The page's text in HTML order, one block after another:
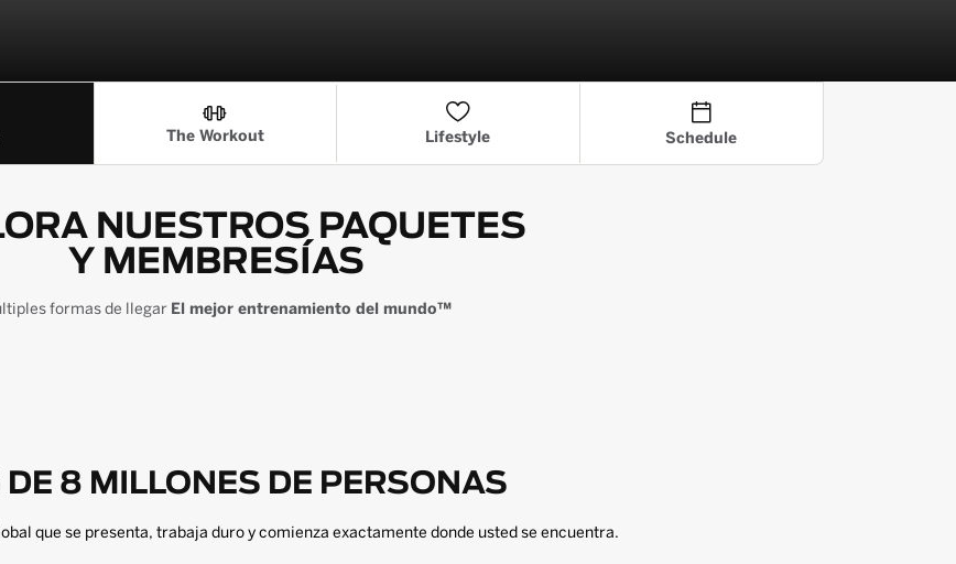
The Workout Lifestyle Schedule
NUESTROS PAQUETES
Y MEMBRESÍAS
formas de llegar El mejor entrenamiento del mundo™
DE 8 MILLONES DE PERSONAS
que se presenta, trabaja duro y comienza exactamente donde usted se encuentra.